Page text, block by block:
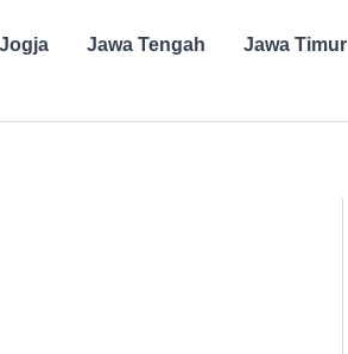
Jogja Jawa Tengah Jawa Timur